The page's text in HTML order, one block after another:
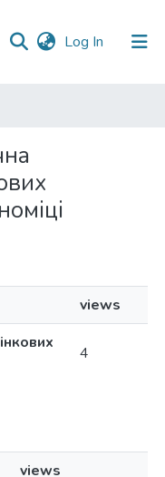
Log In (current)
views
4
views